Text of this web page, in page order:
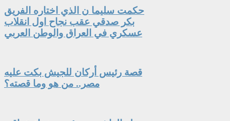
حكمت سليما ن الذي اختاره الفريق
بكر صدقي عقب نجاح اول انقلاب
عسكري في العراق والوطن العربي
قصة رئيس أركان للجيش بكت عليه
مصر.. من هو وما قصته؟